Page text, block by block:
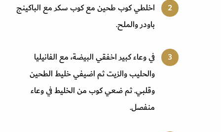
اخلطي كوب طحين مع كوب سكر مع الباكينج
باودر والملح.
في وعاء كبير اخفقي البيضة، مع الفانيليا
والحليب والزيت ثم اضيفي خليط الطحين
وقلبي. ثم ضعي كوب من الخليط في وعاء
منفصل.